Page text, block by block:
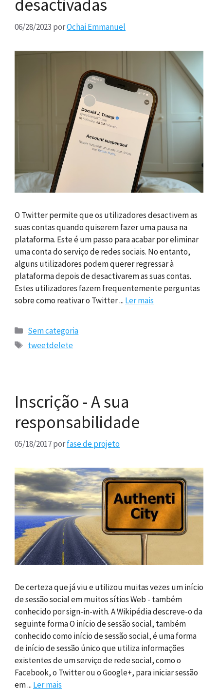
desactivadas
06/28/2023 porOchai Emmanuel
O Twitter permite que os utilizadores desactivem as
suas contas quando quiserem fazer uma pausa na
plataforma. Este é um passo para acabar por eliminar
uma conta do serviço de redes sociais. No entanto,
alguns utilizadores podem querer regressar à
plataforma depois de desactivarem as suas contas.
Estes utilizadores fazem frequentemente perguntas
sobre como reativar o Twitter ... Ler mais
Categorias
Sem categoria
Etiquetas
tweetdelete
Inscrição - A sua
responsabilidade
05/18/2017porfase de projeto
De certeza que já viu e utilizou muitas vezes um início
de sessão social em muitos sítios Web - também
conhecido por sign-in-with. A Wikipédia descreve-o da
seguinte forma O início de sessão social, também
conhecido como início de sessão social, é uma forma
de início de sessão único que utiliza informações
existentes de um serviço de rede social, como o
Facebook, o Twitter ou o Google+, para iniciar sessão
em ... Ler mais